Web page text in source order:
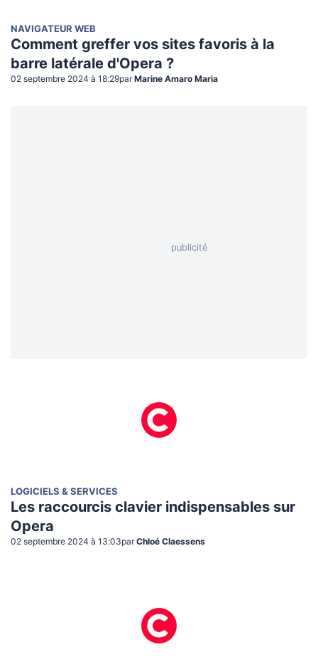
NAVIGATEUR WEB
Comment greffer vos sites favoris à la
barre latérale d'Opera ?
02 septembre 2024 à 18:29par Marine Amaro Maria
LOGICIELS & SERVICES
Les raccourcis clavier indispensables sur
Opera
02 septembre 2024 à 13:03par Chloé Claessens